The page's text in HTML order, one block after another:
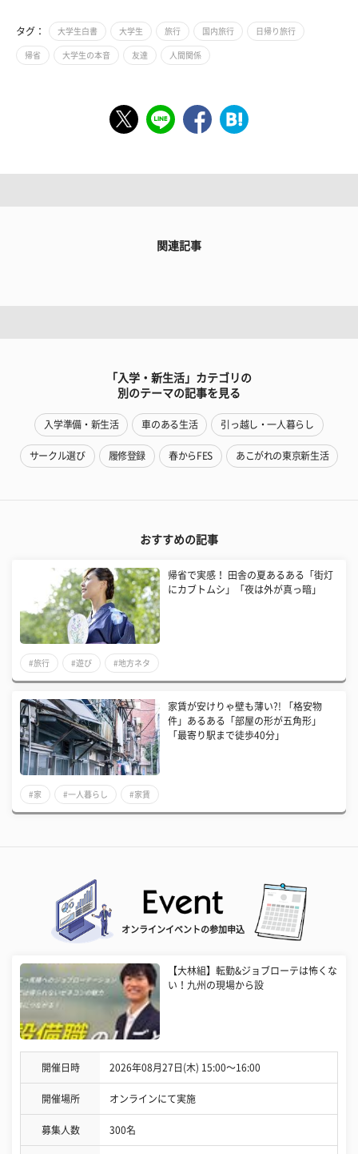
タグ： 大学生白書 大学生 旅行 国内旅行 日帰り旅行
帰省 大学生の本音 友達 人間関係
関連記事
「入学・新生活」カテゴリの
別のテーマの記事を見る
入学準備・新生活 車のある生活 引っ越し・一人暮らし
サークル選び 履修登録 春からFES あこがれの東京新生活
おすすめの記事
帰省で実感！ 田舎の夏あるある「街灯
にカブトムシ」「夜は外が真っ暗」
#旅行 #遊び #地方ネタ
家賃が安けりゃ壁も薄い?! 「格安物
件」あるある「部屋の形が五角形」
「最寄り駅まで徒歩40分」
#家 #一人暮らし #家賃
オンラインイベントの参加申込
【大林組】転勤&ジョブローテは怖くな
い！九州の現場から設
開催日時 2026年08月27日(木) 15:00〜16:00
開催場所 オンラインにて実施
募集人数 300名